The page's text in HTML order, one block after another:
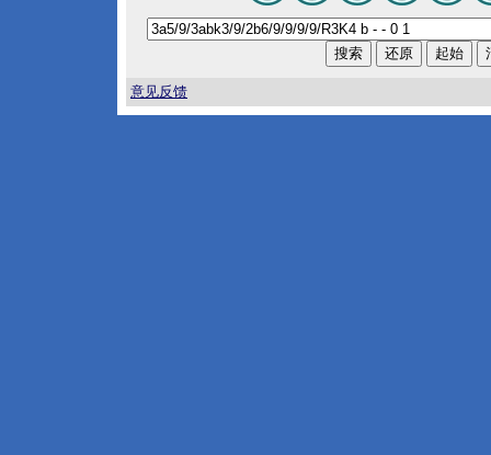
意见反馈